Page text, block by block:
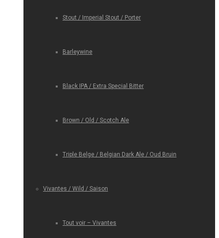
Stout / Imperial Stout / Porter
Barleywine
Black IPA / Extra Special Bitter
Brown / Old / Scotch Ale
Triple Belge / Belgian Dark Ale / Oud Bruin
Vivantes / Wild / Saison
Tout voir – Vivantes